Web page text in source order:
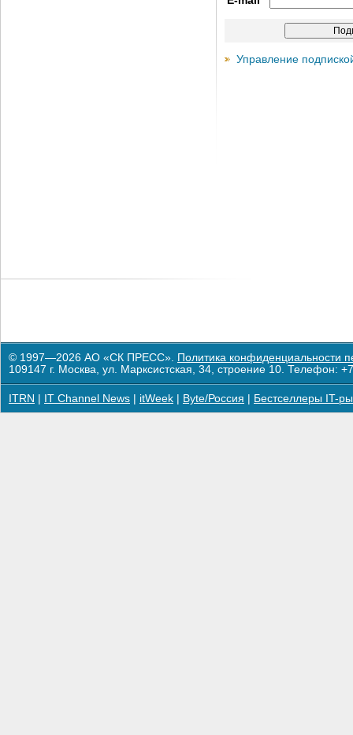
Управление
© 1997—2026 АО «СК ПРЕСС». Политика конфиденциальности
109147 г. Москва, ул. Марксистская, 34, строение 10. Телефон:
ITRN IT Channel News itWeek Byte/Россия Бестселлеры IT-